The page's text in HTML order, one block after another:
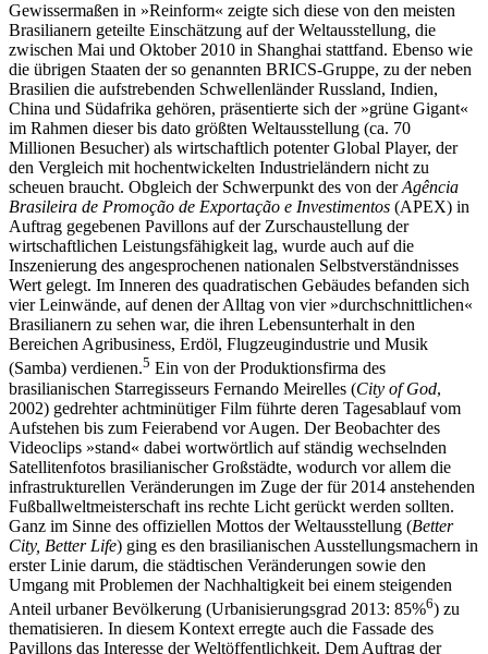
Gewissermaßen in »Reinform« zeigte sich diese von den meisten
Brasilianern geteilte Einschätzung auf der Weltausstellung, die
zwischen Mai und Oktober 2010 in Shanghai stattfand. Ebenso wie
die übrigen Staaten der so genannten BRICS-Gruppe, zu der neben
Brasilien die aufstrebenden Schwellenländer Russland, Indien,
China und Südafrika gehören, präsentierte sich der »grüne Gigant«
im Rahmen dieser bis dato größten Weltausstellung (ca. 70
Millionen Besucher) als wirtschaftlich potenter Global Player, der
den Vergleich mit hochentwickelten Industrieländern nicht zu
scheuen braucht. Obgleich der Schwerpunkt des von derAgência
Brasileira de Promoção de Exportação e Investimentos (APEX) in
Auftrag gegebenen Pavillons auf der Zurschaustellung der
wirtschaftlichen Leistungsfähigkeit lag, wurde auch auf die
Inszenierung des angesprochenen nationalen Selbstverständnisses
Wert gelegt. Im Inneren des quadratischen Gebäudes befanden sich
vier Leinwände, auf denen der Alltag von vier »durchschnittlichen«
Brasilianern zu sehen war, die ihren Lebensunterhalt in den
Bereichen Agribusiness, Erdöl, Flugzeugindustrie und Musik
(Samba) verdienen.5 Ein von der Produktionsfirma des
brasilianischen Starregisseurs Fernando Meirelles (City of God,
2002) gedrehter achtminütiger Film führte deren Tagesablauf vom
Aufstehen bis zum Feierabend vor Augen. Der Beobachter des
Videoclips »stand« dabei wortwörtlich auf ständig wechselnden
Satellitenfotos brasilianischer Großstädte, wodurch vor allem die
infrastrukturellen Veränderungen im Zuge der für 2014 anstehenden
Fußballweltmeisterschaft ins rechte Licht gerückt werden sollten.
Ganz im Sinne des offiziellen Mottos der Weltausstellung (Better
City, Better Life) ging es den brasilianischen Ausstellungsmachern in
erster Linie darum, die städtischen Veränderungen sowie den
Umgang mit Problemen der Nachhaltigkeit bei einem steigenden
Anteil urbaner Bevölkerung (Urbanisierungsgrad 2013: 85%6) zu
thematisieren. In diesem Kontext erregte auch die Fassade des
Pavillons das Interesse der Weltöffentlichkeit. Dem Auftrag der